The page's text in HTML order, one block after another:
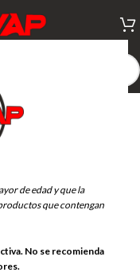
de edad y que la
que contengan
No se recomienda